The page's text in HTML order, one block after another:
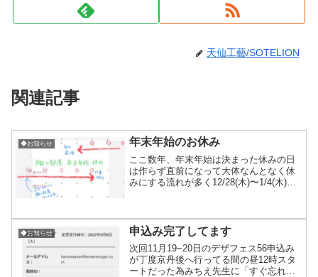
天仙工藝/SOTELION
関連記事
◆お知らせ 年末年始のお休み
ここ数年、年末年始は決まった休みの日
は作らず直前になって大体なんとなく休
みにする流れが多く12/28(木)〜1/4(木)ま
り決めてゆっくり休みつつ間にB氏待望
の(笑)...
◆お知らせ 申込み完了してます
次回11月19−20日のデザフェス56申込み
が丁度京丹後へ行ってる間の昼12時スタ
ートだった為みちえ先生に「すぐ忘れる